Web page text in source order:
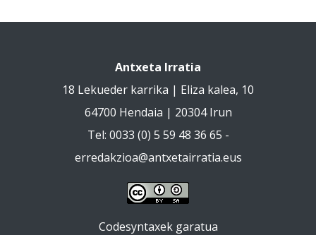
Antxeta Irratia
18 Lekueder karrika | Eliza kalea, 10
64700 Hendaia | 20304 Irun
Tel: 0033 (0) 5 59 48 36 65 -
erredakzioa@antxetairratia.eus
Codesyntaxek garatua